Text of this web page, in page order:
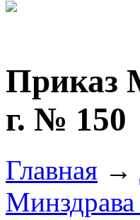
Приказ
г. № 150
Главная →
Минздрава